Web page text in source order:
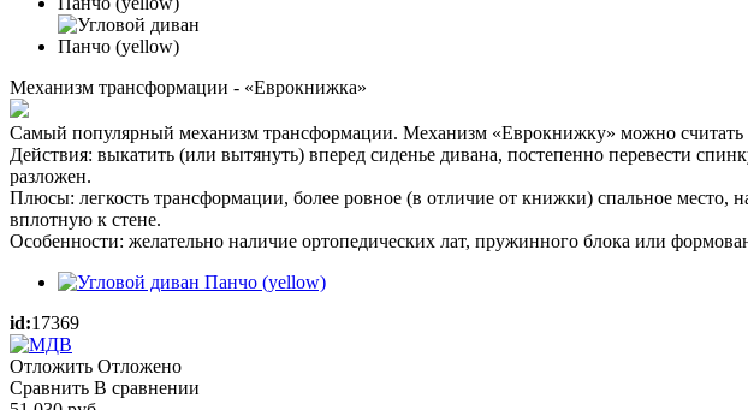
Механизм трансформации - «Еврокнижка»
Самый популярный механизм трансформации. Механизм «Еврокнижку» можно
Действия: выкатить (или вытянуть) вперед сиденье дивана, постепенно перевести
разложен.
Плюсы: легкость трансформации, более ровное (в отличие от книжки) спальное место,
вплотную к стене.
Особенности: желательно наличие ортопедических лат, пружинного блока или
id:17369
Отложить Отложено
Сравнить В сравнении